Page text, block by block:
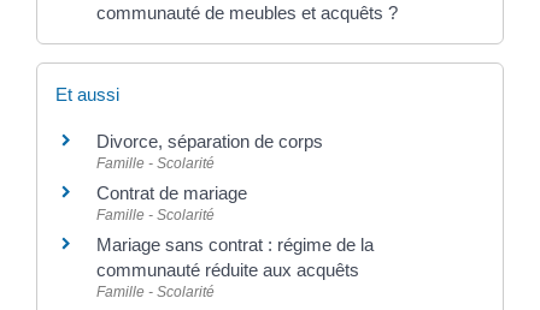
communauté de meubles et acquêts ?
Et aussi
Divorce, séparation de corps
Famille - Scolarité
Contrat de mariage
Famille - Scolarité
Mariage sans contrat : régime de la
communauté réduite aux acquêts
Famille - Scolarité